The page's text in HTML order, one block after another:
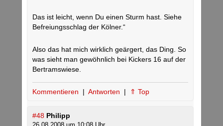
Das ist leicht, wenn Du einen Sturm hast. Siehe
Befreiungsschlag der Kölner.“
Also das hat mich wirklich geärgert, das Ding. So
was sieht man gewöhnlich bei Kickers 16 auf der
Bertramswiese.
Kommentieren | Antworten | ⇑ Top
#48 Philipp